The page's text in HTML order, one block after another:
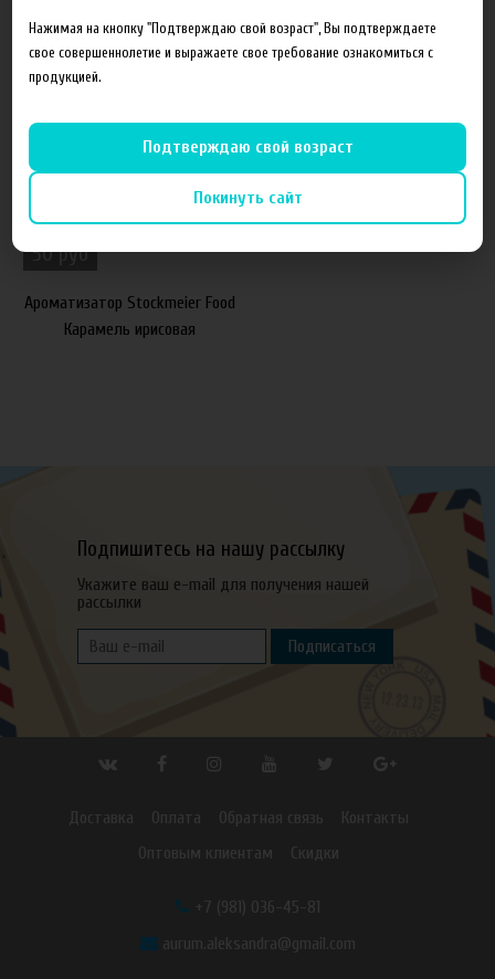
50 руб
Ароматизатор Stockmeier Food
Карамель ирисовая
Подпишитесь на нашу рассылку
Укажите ваш e-mail для получения нашей
рассылки
Подписаться
Доставка Оплата Обратная связь
Контакты
Оптовым клиентам
Скидки
+7 (981) 036-45-81
aurum.aleksandra@gmail.com
Нажимая на кнопку "Подтверждаю свой возраст", Вы подтверждаете
свое совершеннолетие и выражаете свое требование ознакомиться с
продукцией.
Подтверждаю свой возраст
Покинуть сайт